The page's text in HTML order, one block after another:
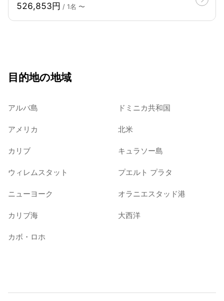
526,853円 / 1名 〜
目的地の地域
アルバ島 ドミニカ共和国
アメリカ 北米
カリブ キュラソー島
ウィレムスタット プエルト プラタ
ニューヨーク オラニエスタッド港
カリブ海 大西洋
カボ・ロホ